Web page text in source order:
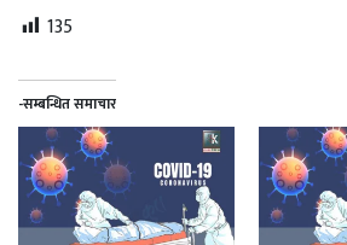
135
-सम्बन्धित समाचार